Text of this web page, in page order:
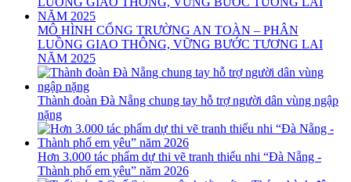
MÔ HÌNH CỔNG TRƯỜNG AN TOÀN – PHÂN
LUỒNG GIAO THÔNG, VỮNG BƯỚC TƯƠNG LAI
NĂM 2025
Thành đoàn Đà Nẵng chung tay hỗ trợ người dân vùng ngập
nặng
Hơn 3.000 tác phẩm dự thi vẽ tranh thiếu nhi “Đà Nẵng -
Thành phố em yêu” năm 2026